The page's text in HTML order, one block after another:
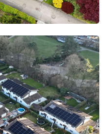
Leistung
15.66 kWp